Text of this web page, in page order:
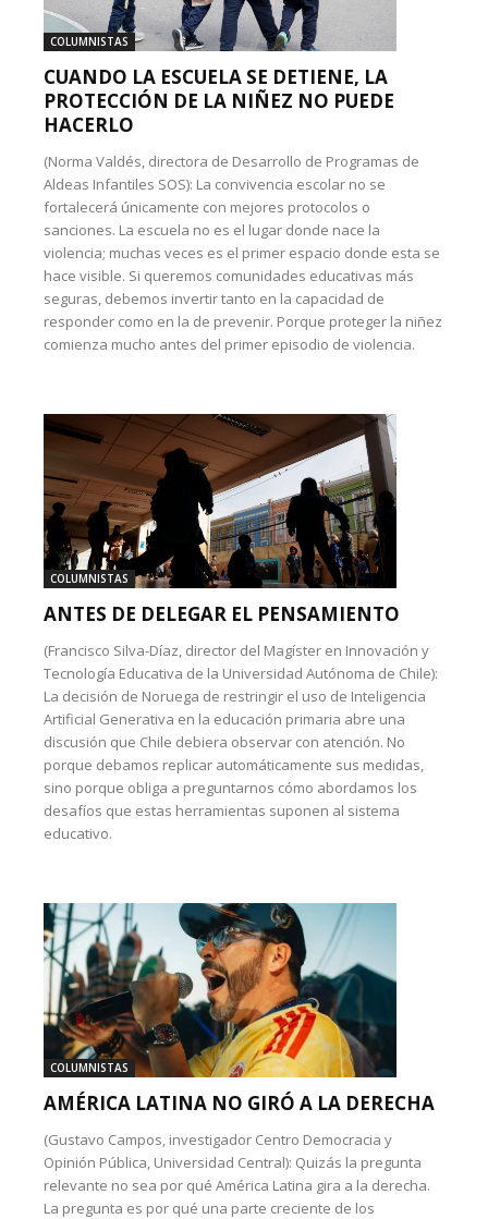
COLUMNISTAS
CUANDO LA ESCUELA SE DETIENE, LA
PROTECCIÓN DE LA NIÑEZ NO PUEDE
HACERLO
(Norma Valdés, directora de Desarrollo de Programas de
Aldeas Infantiles SOS): La convivencia escolar no se
fortalecerá únicamente con mejores protocolos o
sanciones. La escuela no es el lugar donde nace la
violencia; muchas veces es el primer espacio donde esta se
hace visible. Si queremos comunidades educativas más
seguras, debemos invertir tanto en la capacidad de
responder como en la de prevenir. Porque proteger la niñez
comienza mucho antes del primer episodio de violencia.
COLUMNISTAS
ANTES DE DELEGAR EL PENSAMIENTO
(Francisco Silva-Díaz, director del Magíster en Innovación y
Tecnología Educativa de la Universidad Autónoma de Chile):
La decisión de Noruega de restringir el uso de Inteligencia
Artificial Generativa en la educación primaria abre una
discusión que Chile debiera observar con atención. No
porque debamos replicar automáticamente sus medidas,
sino porque obliga a preguntarnos cómo abordamos los
desafíos que estas herramientas suponen al sistema
educativo.
COLUMNISTAS
AMÉRICA LATINA NO GIRÓ A LA DERECHA
(Gustavo Campos, investigador Centro Democracia y
Opinión Pública, Universidad Central): Quizás la pregunta
relevante no sea por qué América Latina gira a la derecha.
La pregunta es por qué una parte creciente de los